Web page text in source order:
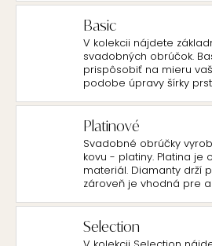
Basic
V kolekcii nájdete
svadobných obrúčok.
prispôsobiť na mieru
podobe úpravy šírky
Platinové
Svadobné obrúčky
kovu - platiny. Platina je
materiál. Diamanty drží
zároveň je vhodná pre
Selection